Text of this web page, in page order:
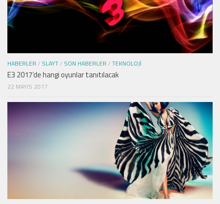
HABERLER / SLAYT/ SON HABERLER /TEKNOLOJI
E3 2017’de hangi oyunlar tanıtılacak
22 MAYIS 2017